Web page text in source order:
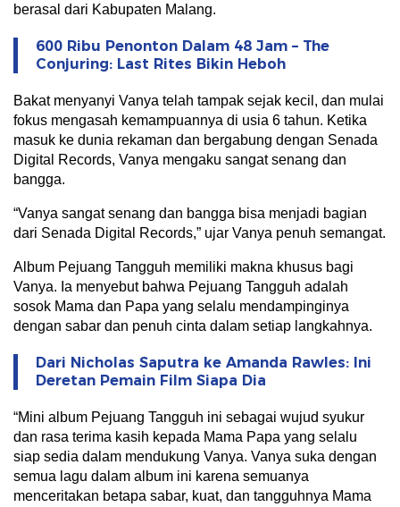
berasal dari Kabupaten Malang.
600 Ribu Penonton Dalam 48 Jam – The
Conjuring: Last Rites Bikin Heboh
Bakat menyanyi Vanya telah tampak sejak kecil, dan mulai
fokus mengasah kemampuannya di usia 6 tahun. Ketika
masuk ke dunia rekaman dan bergabung dengan Senada
Digital Records, Vanya mengaku sangat senang dan
bangga.
“Vanya sangat senang dan bangga bisa menjadi bagian
dari Senada Digital Records,” ujar Vanya penuh semangat.
Album Pejuang Tangguh memiliki makna khusus bagi
Vanya. Ia menyebut bahwa Pejuang Tangguh adalah
sosok Mama dan Papa yang selalu mendampinginya
dengan sabar dan penuh cinta dalam setiap langkahnya.
Dari Nicholas Saputra ke Amanda Rawles: Ini
Deretan Pemain Film Siapa Dia
“Mini album Pejuang Tangguh ini sebagai wujud syukur
dan rasa terima kasih kepada Mama Papa yang selalu
siap sedia dalam mendukung Vanya. Vanya suka dengan
semua lagu dalam album ini karena semuanya
menceritakan betapa sabar, kuat, dan tangguhnya Mama